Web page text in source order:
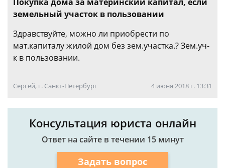
земельный участок в пользовании
Здравствуйте, можно ли приобрести по
мат.капиталу жилой дом без зем.участка.? Зем.уч-
к в пользовании.
Сергей, г. Санкт-Петербург 4 июня 2018 г. 13:31
Консультация юриста онлайн
Ответ на сайте в течении 15 минут
Задать вопрос